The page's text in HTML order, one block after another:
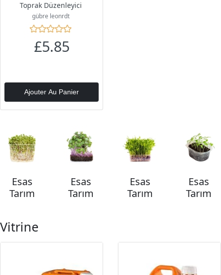
Toprak Düzenleyici
gübre leonrdt
£5.85
Ajouter Au Panier
Esas
Tarım
Esas
Tarım
Esas
Tarım
Esas
Tarım
Vitrine